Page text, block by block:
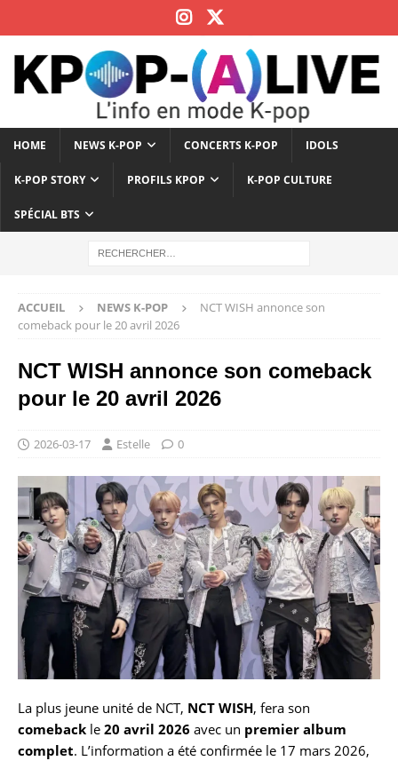
HOME NEWS K-POP CONCERTS K-POP IDOLS
K-POP STORY PROFILS KPOP K-POP CULTURE
SPÉCIAL BTS
ACCUEIL NEWS K-POP
NCT WISH annonce son
comeback pour le 20 avril 2026
NCT WISH annonce son comeback
pour le 20 avril 2026
2026-03-17 Estelle 0
La plus jeune unité de NCT, NCT WISH, fera son
comeback le 20 avril 2026 avec un premier album
complet. L’information a été confirmée le 17 mars 2026,